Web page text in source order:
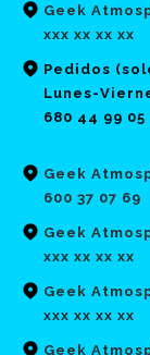
Geek
xxx xx xx xx
Pedidos
Lunes-
680 44 99 05
Geek
600 37 07 69
Geek
xxx xx xx xx
Geek
xxx xx xx xx
Geek